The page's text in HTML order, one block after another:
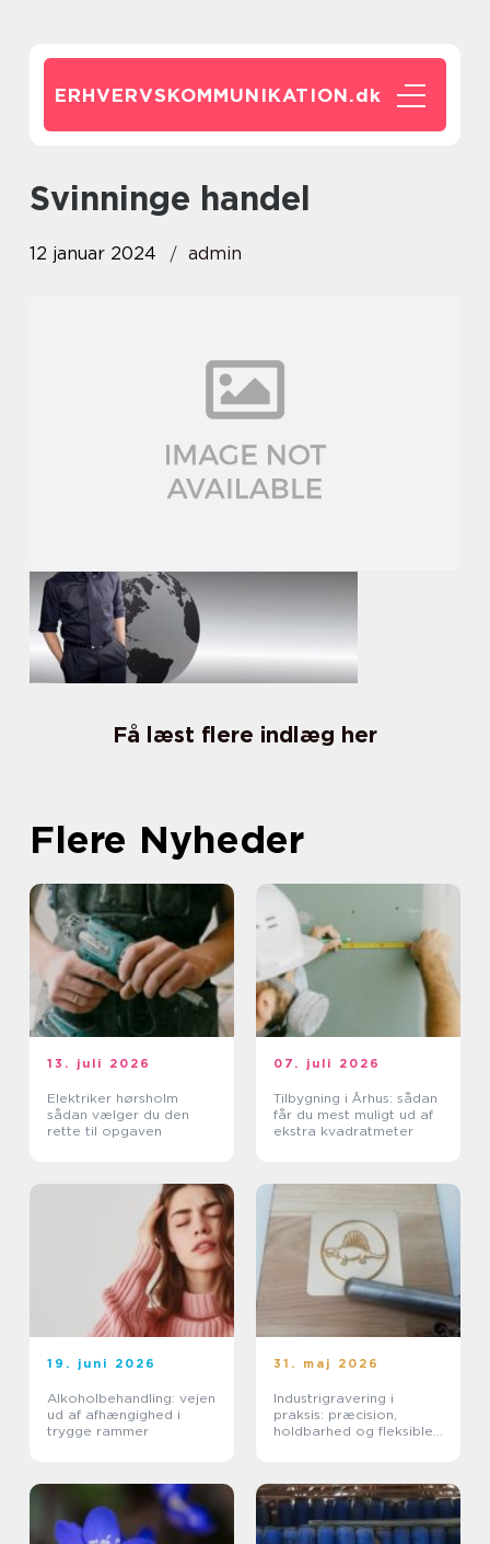
ERHVERVSKOMMUNIKATION.dk
svinninge handel
12 januar 2024 admin
Få læst flere indlæg her
Flere Nyheder
13. juli 2026
Elektriker hørsholm
sådan vælger du den
rette til opgaven
07. juli 2026
Tilbygning i Århus: sådan
får du mest muligt ud af
ekstra kvadratmeter
19. juni 2026
Alkoholbehandling: vejen
ud af afhængighed i
trygge rammer
31. maj 2026
Industrigravering i
praksis: præcision,
holdbarhed og fleksible